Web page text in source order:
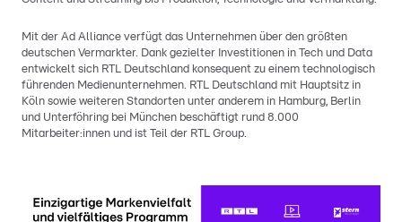
Mit der Ad Alliance verfügt das Unternehmen über den größten
deutschen Vermarkter. Dank gezielter Investitionen in Tech und Data
entwickelt sich RTL Deutschland konsequent zu einem technologisch
führenden Medienunternehmen. RTL Deutschland mit Hauptsitz in
Köln sowie weiteren Standorten unter anderem in Hamburg, Berlin
und Unterföhring bei München beschäftigt rund 8.000
Mitarbeiter:innen und ist Teil der RTL Group.